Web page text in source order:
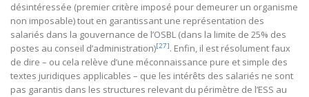
désintéressée (premier critère imposé pour demeurer un organisme
non imposable) tout en garantissant une représentation des
salariés dans la gouvernance de l’OSBL (dans la limite de 25% des
postes au conseil d’administration)[27]. Enfin, il est résolument faux
de dire – ou cela relève d’une méconnaissance pure et simple des
textes juridiques applicables – que les intérêts des salariés ne sont
pas garantis dans les structures relevant du périmètre de l’ESS au